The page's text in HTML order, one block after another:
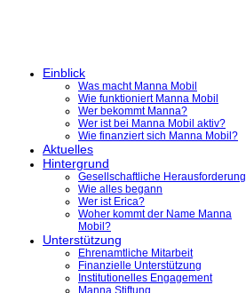
Einblick
Was macht Manna Mobil
Wie funktioniert Manna Mobil
Wer bekommt Manna?
Wer ist bei Manna Mobil aktiv?
Wie finanziert sich Manna Mobil?
Aktuelles
Hintergrund
Gesellschaftliche Herausforderung
Wie alles begann
Wer ist Erica?
Woher kommt der Name Manna
Mobil?
Unterstützung
Ehrenamtliche Mitarbeit
Finanzielle Unterstützung
Institutionelles Engagement
Manna Stiftung